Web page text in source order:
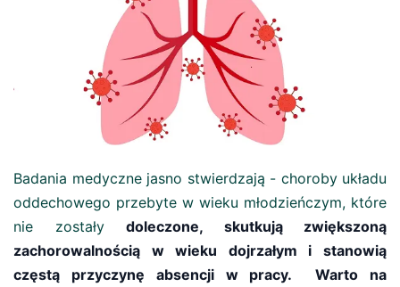
Badania medyczne jasno stwierdzają - choroby układu
oddechowego przebyte w wieku młodzieńczym, które
nie zostały doleczone, skutkują zwiększoną
zachorowalnością w wieku dojrzałym i stanowią
częstą przyczynę absencji w pracy. Warto na